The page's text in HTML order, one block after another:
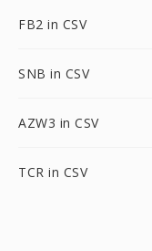
FB2 in CSV
SNB in CSV
AZW3 in CSV
TCR in CSV